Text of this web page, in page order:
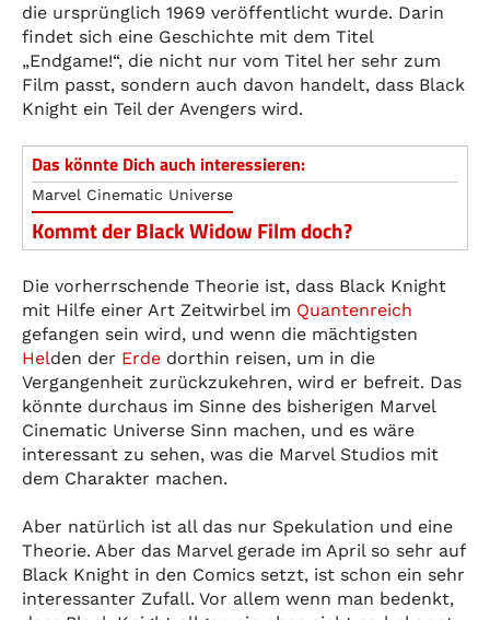
die ursprünglich 1969 veröffentlicht wurde. Darin
findet sich eine Geschichte mit dem Titel
„Endgame!“, die nicht nur vom Titel her sehr zum
Film passt, sondern auch davon handelt, dass Black
Knight ein Teil der Avengers wird.
Das könnte Dich auch interessieren:
Marvel Cinematic Universe
Kommt der Black Widow Film doch?
Die vorherrschende Theorie ist, dass Black Knight
mit Hilfe einer Art Zeitwirbel im Quantenreich
gefangen sein wird, und wenn die mächtigsten
Helden der Erde dorthin reisen, um in die
Vergangenheit zurückzukehren, wird er befreit. Das
könnte durchaus im Sinne des bisherigen Marvel
Cinematic Universe Sinn machen, und es wäre
interessant zu sehen, was die Marvel Studios mit
dem Charakter machen.
Aber natürlich ist all das nur Spekulation und eine
Theorie. Aber das Marvel gerade im April so sehr auf
Black Knight in den Comics setzt, ist schon ein sehr
interessanter Zufall. Vor allem wenn man bedenkt,